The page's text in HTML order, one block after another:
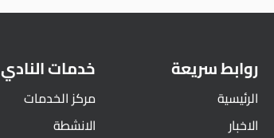
روابط سريعة
الرئيسية
الاخبار
خدمات النادي
مركز الخدمات
الانشطة